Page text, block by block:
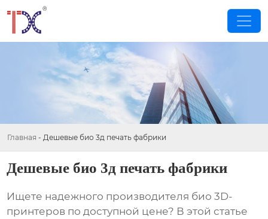
Главная - Дешевые био 3д печать фабрики
Дешевые био 3д печать фабрики
Ищете надежного производителя био 3D-
принтеров по доступной цене? В этой статье